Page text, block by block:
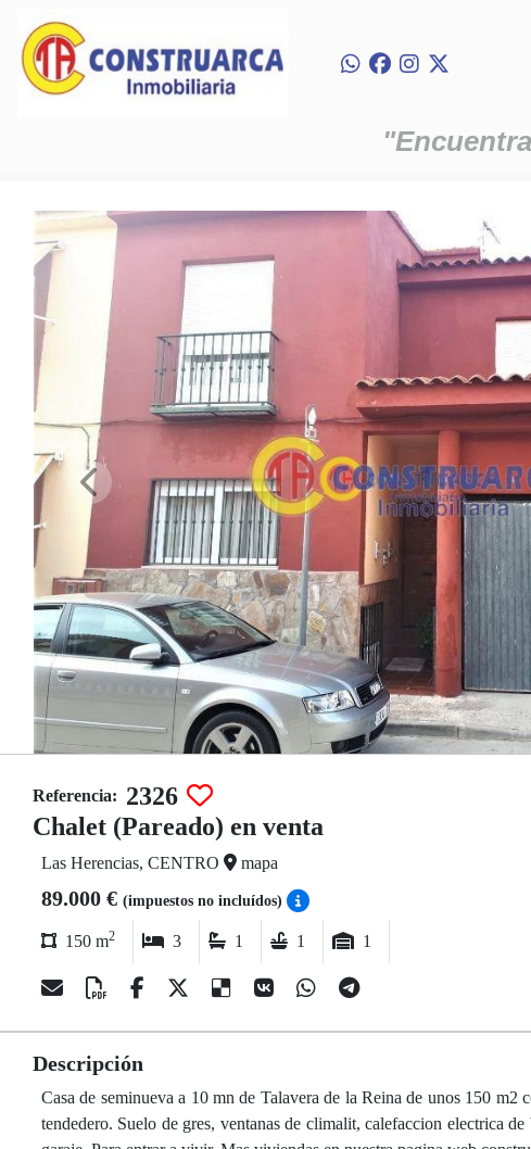
Referencia: 2326
Chalet (Pareado) en venta
Las Herencias, CENTRO mapa
89.000 € (impuestos no incluídos)
150 m2 3 1 1 1
Descripción
Casa de seminueva a 10 mn de Talavera de la Reina de unos 150
tendedero. Suelo de gres, ventanas de climalit, calefaccion electrica